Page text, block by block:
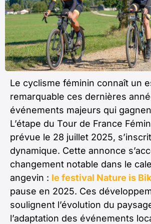
Le cyclisme féminin connaît un
remarquable ces dernières
événements majeurs qui
L’étape du Tour de France
prévue le 28 juillet 2025,
dynamique. Cette annonce
changement notable dans le
angevin : le festival Nature is
pause en 2025. Ces
soulignent l’évolution du
l’adaptation des événements